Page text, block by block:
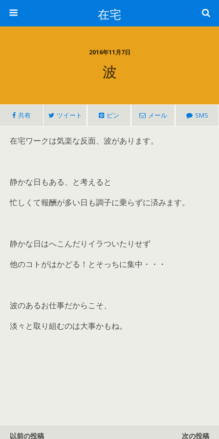
在宅
2016年11月7日
波
共有 ツイート ピン メール SMS
在宅ワークは気楽な反面、波があります。
静かな日もある、と考えると
忙しくて報酬が多い日も調子に乗らずに済みます。
静かな日はへこんだりイラついたりせず
他のコトがはかどる！とそっちに集中・・・
波のあるお仕事だからこそ、
淡々と取り組むのは大事かもね。
以前の投稿 次の投稿